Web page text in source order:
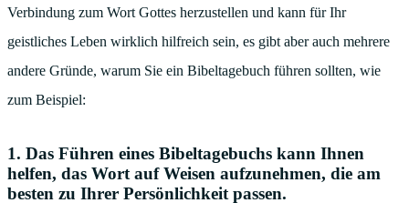
Verbindung zum Wort Gottes herzustellen und kann für Ihr
geistliches Leben wirklich hilfreich sein, es gibt aber auch mehrere
andere Gründe, warum Sie ein Bibeltagebuch führen sollten, wie
zum Beispiel:
1. Das Führen eines Bibeltagebuchs kann Ihnen
helfen, das Wort auf Weisen aufzunehmen, die am
besten zu Ihrer Persönlichkeit passen.